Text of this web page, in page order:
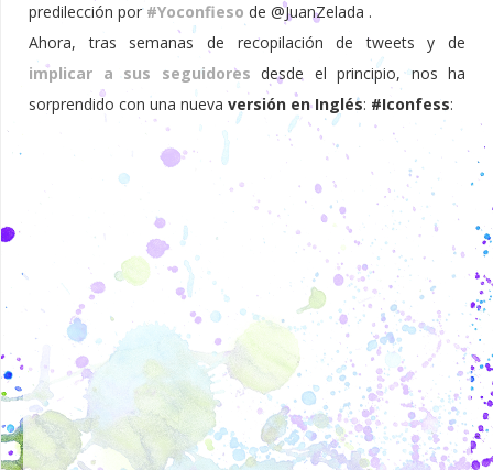
predilección por#Yoconfieso de @JuanZelada .
Ahora, tras semanas de recopilación de tweets y de
implicar a sus seguidores desde el principio, nos ha
sorprendido con una nueva versión en Inglés: #Iconfess: